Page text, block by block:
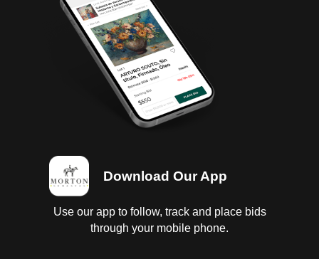
aceite, baterias dañadas, falta relevadores y fusibles;
transmision estandar sin probar, con fuga de aceite;
diferencial sin probar con fuga de aceite; interiores
regulares, vestidura y tapete roto; instrumentos
regulares, tablero regular con faltantes; suspension
a muelles sin probar; chasis en regular estado;
carroceria con golpes ligeros, postes de carroceria,
puerta lado izquierdo, defensas delantera y trasera
dañados, faros opacos; 6 llantas con 1/4 de vida.
Download Our App
Use our app to follow, track and place bids
through your mobile phone.